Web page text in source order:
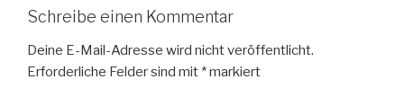
Schreibe einen Kommentar
Deine E-Mail-Adresse wird nicht veröffentlicht.
Erforderliche Felder sind mit *markiert